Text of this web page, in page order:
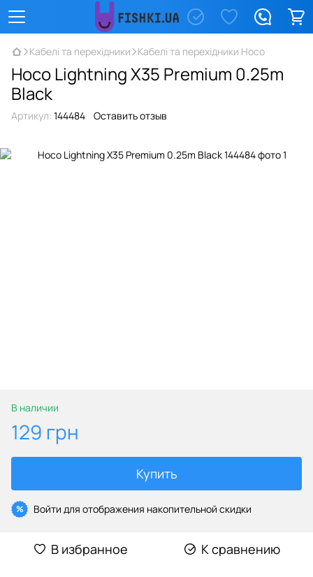
Кабелі та перехідники Кабелі та перехідники Hoco
Hoco Lightning X35 Premium 0.25m
Black
Артикул: 144484 Оставить отзыв
В наличии
129 грн
Купить
% Войти для отображения накопительной скидки
В избранное К сравнению